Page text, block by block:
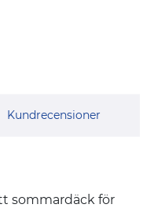
Kundrecensioner
sommardäck för